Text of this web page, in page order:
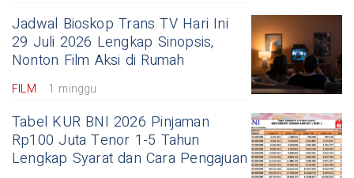
Jadwal Bioskop Trans TV Hari Ini
29 Juli 2026 Lengkap Sinopsis,
Nonton Film Aksi di Rumah
FILM 1 minggu
Tabel KUR BNI 2026 Pinjaman
Rp100 Juta Tenor 1-5 Tahun
Lengkap Syarat dan Cara Pengajuan